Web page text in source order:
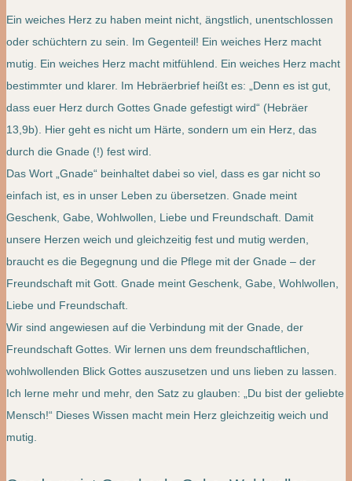
Ein weiches Herz zu haben meint nicht, ängstlich, unentschlossen
oder schüchtern zu sein. Im Gegenteil! Ein weiches Herz macht
mutig. Ein weiches Herz macht mitfühlend. Ein weiches Herz macht
bestimmter und klarer. Im Hebräerbrief heißt es: „Denn es ist gut,
dass euer Herz durch Gottes Gnade gefestigt wird“ (Hebräer
13,9b). Hier geht es nicht um Härte, sondern um ein Herz, das
durch die Gnade (!) fest wird.
Das Wort „Gnade“ beinhaltet dabei so viel, dass es gar nicht so
einfach ist, es in unser Leben zu übersetzen. Gnade meint
Geschenk, Gabe, Wohlwollen, Liebe und Freundschaft. Damit
unsere Herzen weich und gleichzeitig fest und mutig werden,
braucht es die Begegnung und die Pflege mit der Gnade – der
Freundschaft mit Gott. Gnade meint Geschenk, Gabe, Wohlwollen,
Liebe und Freundschaft.
Wir sind angewiesen auf die Verbindung mit der Gnade, der
Freundschaft Gottes. Wir lernen uns dem freundschaftlichen,
wohlwollenden Blick Gottes auszusetzen und uns lieben zu lassen.
Ich lerne mehr und mehr, den Satz zu glauben: „Du bist der geliebte
Mensch!“ Dieses Wissen macht mein Herz gleichzeitig weich und
mutig.